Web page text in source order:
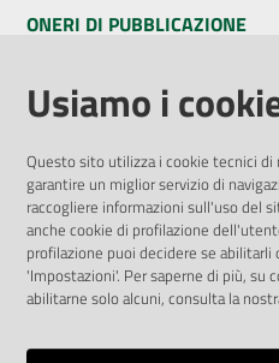
ONERI DI PUBBLICAZIONE
Amministrazione Trasparente
Pubblicità legale
Privacy Policy
Attuazione Misure PNRR
Liste di Attesa
ENTI, IMPRESE E PARTNER
Fatturazione Elettronica
Usiamo i
Questo sito utilizza i cookie tecnici di
garantire un miglior servizio di
raccogliere informazioni sull'uso del
anche cookie di profilazione
profilazione puoi decidere se
'Impostazioni'. Per saperne di più, su
abilitarne solo alcuni, consulta la